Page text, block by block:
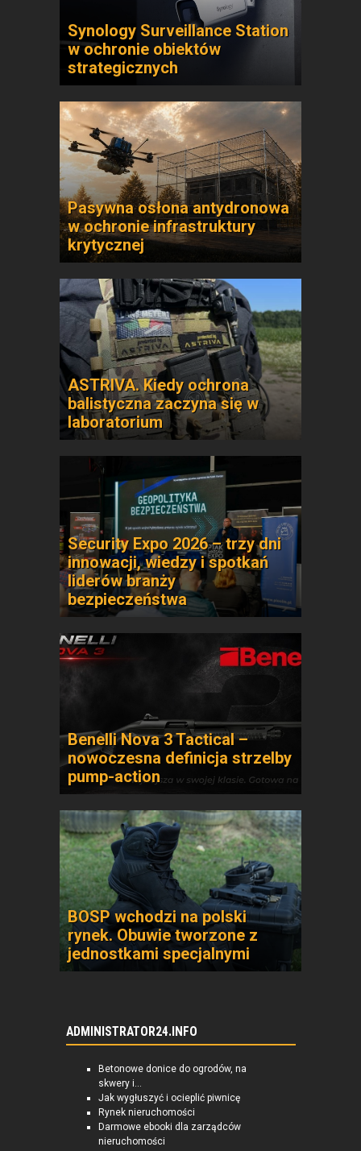
Synology Surveillance Station
w ochronie obiektów
strategicznych
Pasywna osłona antydronowa
w ochronie infrastruktury
krytycznej
ASTRIVA. Kiedy ochrona
balistyczna zaczyna się w
laboratorium
Security Expo 2026 – trzy dni
innowacji, wiedzy i spotkań
liderów branży
bezpieczeństwa
Benelli Nova 3 Tactical –
nowoczesna definicja strzelby
pump-action
BOSP wchodzi na polski
rynek. Obuwie tworzone z
jednostkami specjalnymi
ADMINISTRATOR24.INFO
Betonowe donice do ogrodów, na
skwery i...
Jak wygłuszyć i ocieplić piwnicę
Rynek nieruchomości
Darmowe ebooki dla zarządców
nieruchomości